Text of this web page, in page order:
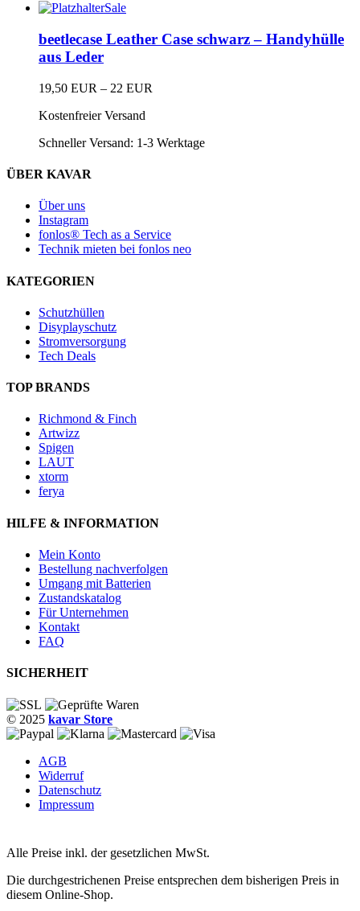
Sale
Produkt
weist
mehrere
auf.
Die
Optionen
können
auf
der
Produktseite
gewählt
werden
beetlecase Leather Case schwarz – Handyhülle
aus Leder
19,50 EUR – 22 EUR
Produkt
mehrere
auf.
Optionen
können
auf
der
gewählt
werden
Kostenfreier Versand
Schneller Versand: 1-3 Werktage
ÜBER KAVAR
Über uns
Instagram
fonlos® Tech as a Service
Technik mieten bei fonlos neo
KATEGORIEN
Schutzhüllen
Disyplayschutz
Stromversorgung
Tech Deals
TOP BRANDS
Richmond & Finch
Artwizz
Spigen
LAUT
xtorm
ferya
HILFE & INFORMATION
Mein Konto
Bestellung nachverfolgen
Umgang mit Batterien
Zustandskatalog
Für Unternehmen
Kontakt
FAQ
SICHERHEIT
© 2025 kavar Store
AGB
Widerruf
Datenschutz
Impressum
Alle Preise inkl. der gesetzlichen MwSt.
Die durchgestrichenen Preise entsprechen dem bisherigen Preis in
diesem Online-Shop.